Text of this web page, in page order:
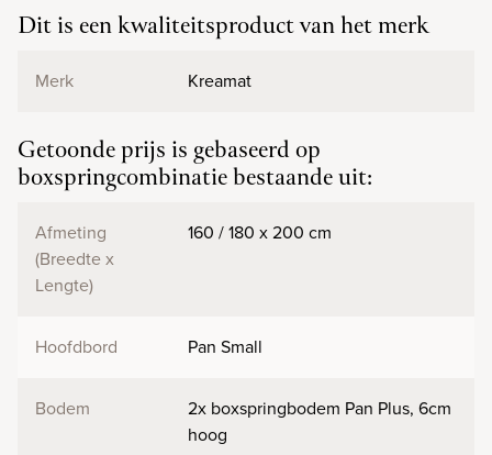
Dit is een kwaliteitsproduct van het merk
Merk Kreamat
Getoonde prijs is gebaseerd op
boxspringcombinatie bestaande uit:
Afmeting
(Breedte x
Lengte)
160 / 180 x 200 cm
Hoofdbord Pan Small
Bodem
2x boxspringbodem Pan Plus, 6cm
hoog